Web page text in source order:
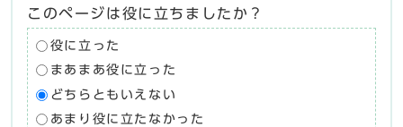
このページは役に立ちましたか？
役に立った
まあまあ役に立った
どちらともいえない
あまり役に立たなかった